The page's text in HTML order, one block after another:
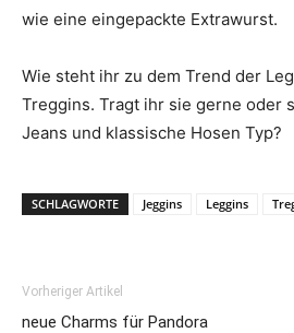
wie eine eingepackte Extrawurst.
Wie steht ihr zu dem Trend der
Treggins. Tragt ihr sie gerne oder
Jeans und klassische Hosen Typ?
SCHLAGWORTE Jeggins Leggins
Vorheriger Artikel
neue Charms für Pandora